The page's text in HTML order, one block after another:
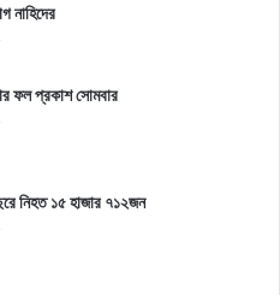
নাহিদের
ফল প্রকাশ সোমবার
নিহত ১৫ হাজার ৭১২জন